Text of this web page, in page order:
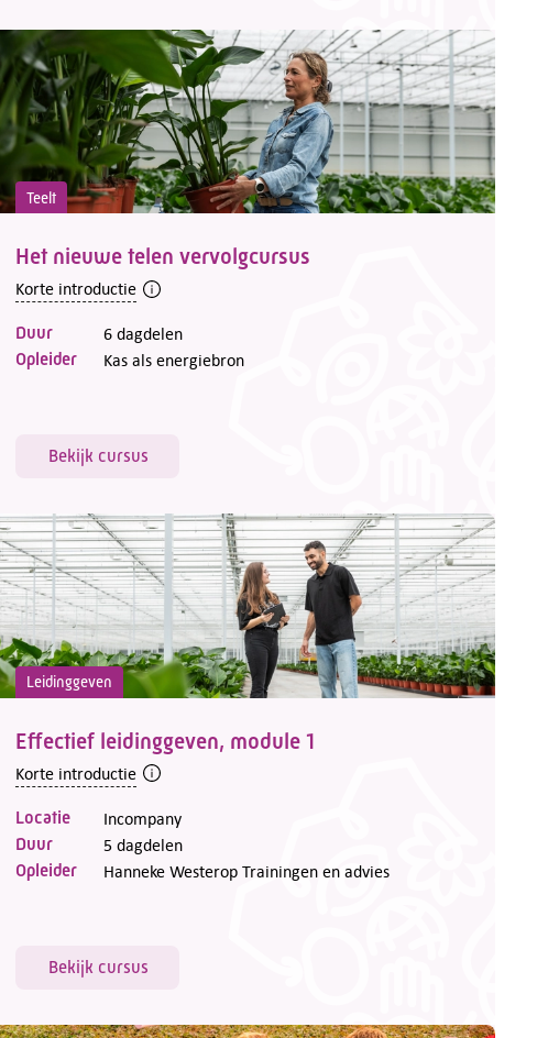
Teelt
Het nieuwe telen vervolgcursus
Korte introductie
Duur 6 dagdelen
Opleider Kas als energiebron
Bekijk cursus
Leidinggeven
Effectief leidinggeven, module 1
Korte introductie
Locatie Incompany
Duur 5 dagdelen
Opleider Hanneke Westerop Trainingen en advies
Bekijk cursus